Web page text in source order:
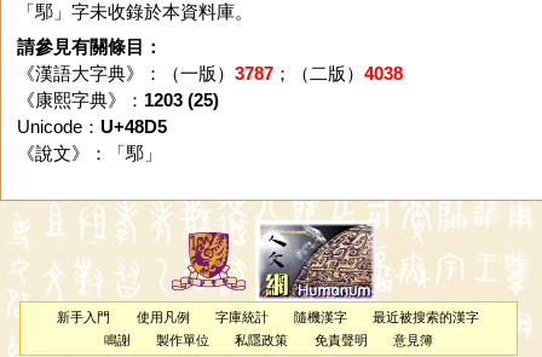
「䣕」字未收錄於本資料庫。
請參見有關條目：
《漢語大字典》：（一版） 3787；（二版） 4038
《康熙字典》： 1203 (25)
Unicode： U+48D5
《說文》：「 䣕」
新手入門 使用凡例 字庫統計 隨機漢字
最近被搜索的漢字
鳴謝
製作單位 私隱政策 免責聲明 意見簿